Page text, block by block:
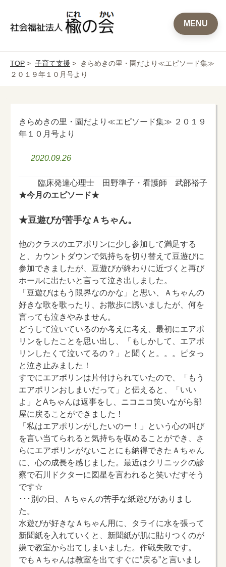
MENU
TOP > 子育て支援 > きらめきの里・園だより≪エピソード集≫
２０１９年１０月号より
きらめきの里・園だより≪エピソード集≫ ２０１９
年１０月号より
2020.09.26
臨床発達心理士 田野準子・看護師 武部裕子
★今月のエピソード★
★豆遊びが苦手なＡちゃん。
他のクラスのエアポリンに少し参加して満足する
と、カウントダウンで気持ちを切り替えて豆遊びに
参加できましたが、豆遊びが終わりに近づくと再び
ホールに出たいと言って泣き出しました。
「豆遊びはもう限界なのかな」と思い、Ａちゃんの
好きな歌を歌ったり、お散歩に誘いましたが、何を
言っても泣きやみません。
どうして泣いているのか考えに考え、最初にエアポ
リンをしたことを思い出し、「もしかして、エアポ
リンしたくて泣いてるの？」と聞くと。。。ピタっ
と泣き止みました！
すでにエアポリンは片付けられていたので、「もう
エアポリンおしまいだって」と伝えると、「いい
よ」とAちゃんは返事をし、ニコニコ笑いながら部
屋に戻ることができました！
「私はエアポリンがしたいのー！」という心の叫び
を言い当てられると気持ちを収めることができ、さ
らにエアポリンがないことにも納得できたＡちゃん
に、心の成長を感じました。最近はクリニックの診
察で石川ドクターに図星を言われると笑いだすそう
です☆
･･･別の日、Ａちゃんの苦手な紙遊びがありまし
た。
水遊びが好きなＡちゃん用に、タライに水を張って
新聞紙を入れていくと、新聞紙が肌に貼りつくのが
嫌で教室から出てしまいました。作戦失敗です。
でもＡちゃんは教室を出てすぐに“戻る”と言いまし